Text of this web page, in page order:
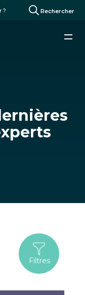
?
MenuRechercher
Filtres